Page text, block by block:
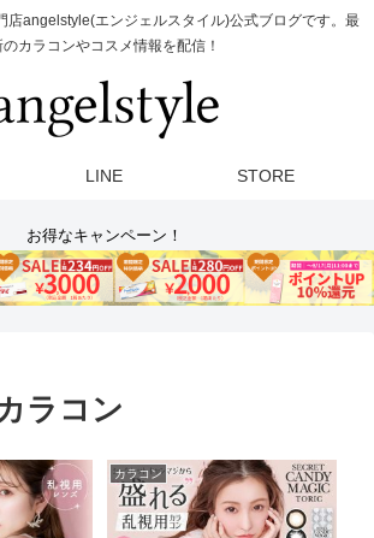
店angelstyle(エンジェルスタイル)公式ブログです。最
のカラコンやコスメ情報を配信！
LINE STORE
お得なキャンペーン！
ラコン
カラコン